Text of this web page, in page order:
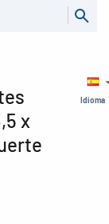
Idioma
x